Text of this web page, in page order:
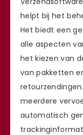
helpt bij het
Het biedt een
alle aspecten
het kiezen van
van pakketten
meerdere
automatisch